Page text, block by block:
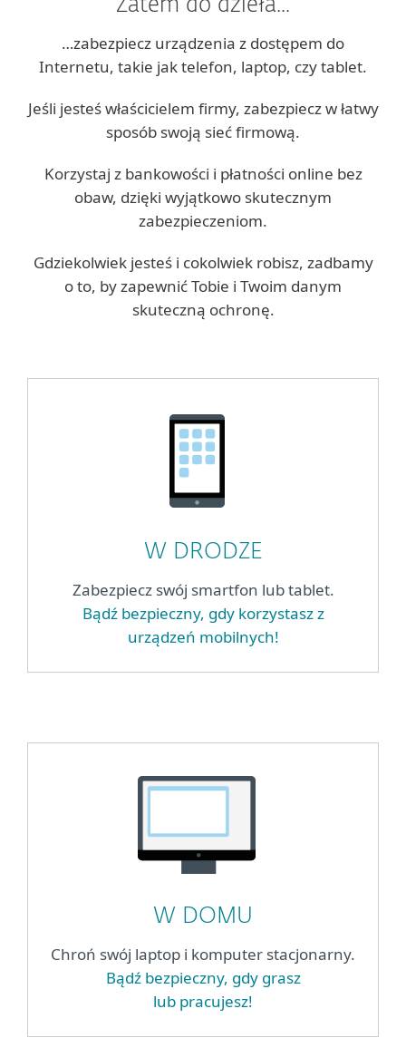
Zatem do dzieła...
…zabezpiecz urządzenia z dostępem do
Internetu, takie jak telefon, laptop, czy tablet.
Jeśli jesteś właścicielem firmy, zabezpiecz w łatwy
sposób swoją sieć firmową.
Korzystaj z bankowości i płatności online bez
obaw, dzięki wyjątkowo skutecznym
zabezpieczeniom.
Gdziekolwiek jesteś i cokolwiek robisz, zadbamy
o to, by zapewnić Tobie i Twoim danym
skuteczną ochronę.
W DRODZE
Zabezpiecz swój smartfon lub tablet.
Bądź bezpieczny, gdy korzystasz z
urządzeń mobilnych!
W DOMU
Chroń swój laptop i komputer stacjonarny.
Bądź bezpieczny, gdy grasz
lub pracujesz!